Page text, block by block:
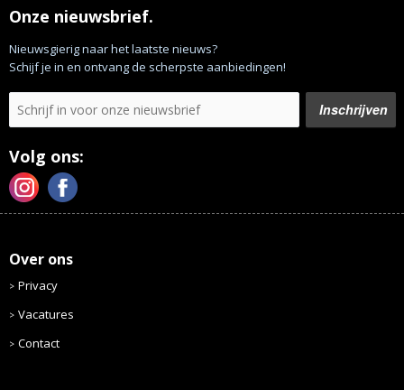
Onze nieuwsbrief.
Nieuwsgierig naar het laatste nieuws?
Schijf je in en ontvang de scherpste aanbiedingen!
Volg ons:
Over ons
Privacy
Vacatures
Contact